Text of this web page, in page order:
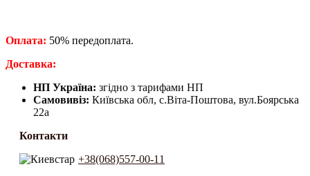
Оплата: 50% передоплата.
​Доставка:
НП Україна: згідно з тарифами НП
Самовивіз: Київська обл, с.Віта-Поштова, вул.Боярська
22а
Контакти
+38(068)557-00-11